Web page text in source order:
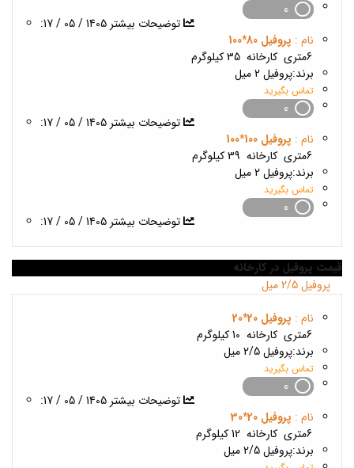
:توضیحات بیشتر
نام : پروفیل 80*100
6متری
کارخانه 35 کیلوگرم
برند:پروفیل 2 میل
تماس بگیرید
:توضیحات بیشتر
نام : پروفیل 100*100
6متری
کارخانه 39 کیلوگرم
برند:پروفیل 2 میل
تماس بگیرید
:توضیحات بیشتر
قیمت پروفیل در کارخانه
پروفیل 2/5 میل
نام : پروفیل 20*20
6متری
کارخانه 10 کیلوگرم
برند:پروفیل 2/5 میل
تماس بگیرید
:توضیحات بیشتر
نام : پروفیل 20*30
6متری
کارخانه 12 کیلوگرم
برند:پروفیل 2/5 میل